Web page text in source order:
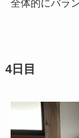
全体的にバラ
4日目